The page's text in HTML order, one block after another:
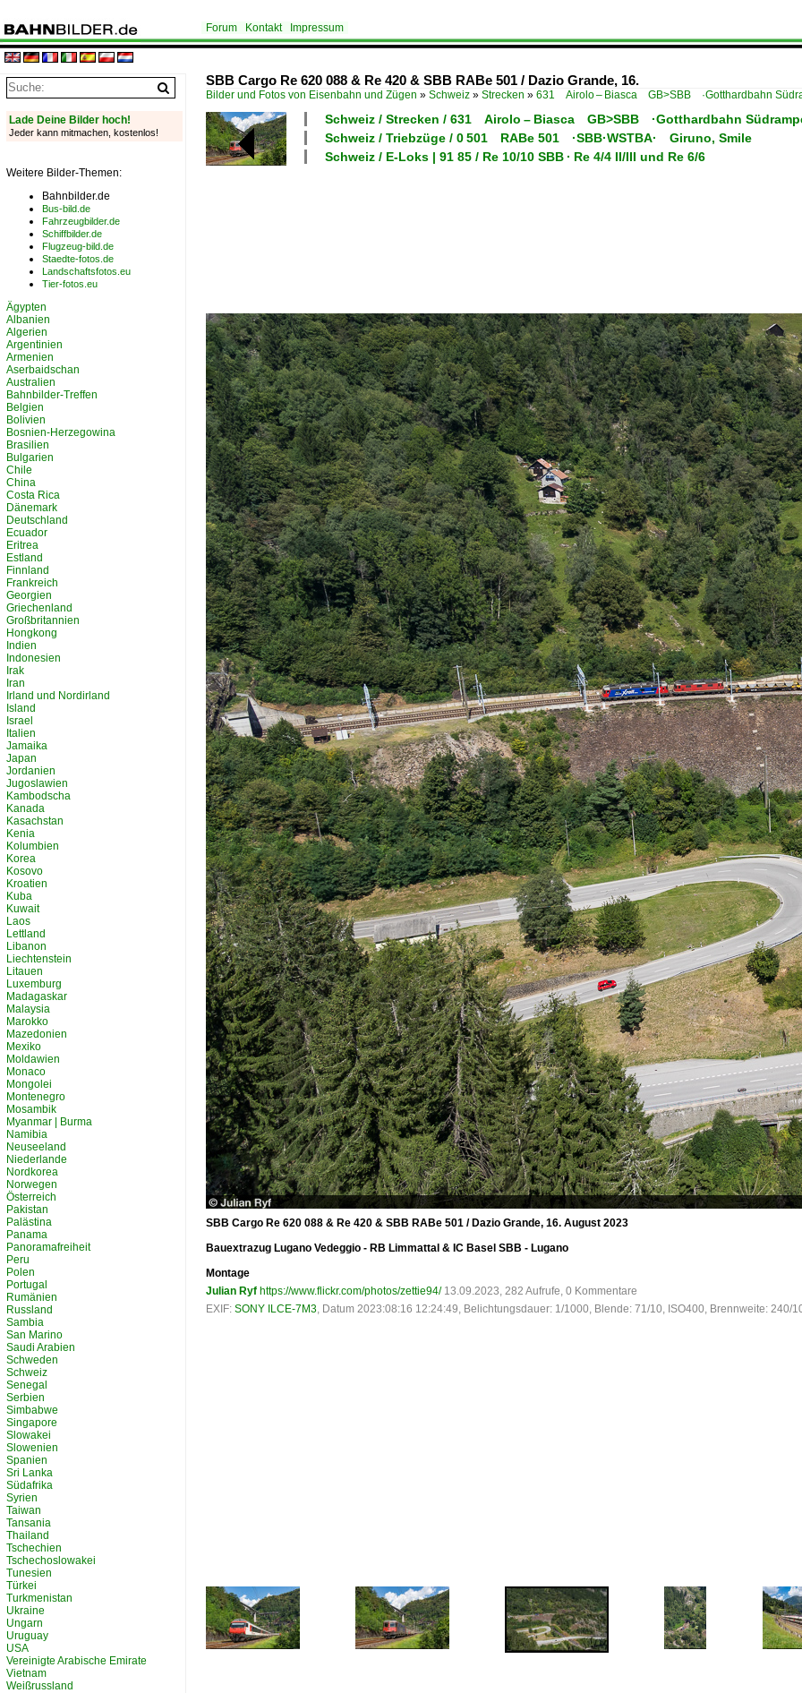
Forum Kontakt Impressum
SBB Cargo Re 620 088 & Re 420 & SBB RABe 501 / Dazio Grande, 16.
Bilder und Fotos von Eisenbahn und Zügen » Schweiz » Strecken » 631 Airolo – Biasca GB>SBB ·Gotthardbahn
Schweiz / Strecken / 631 Airolo – Biasca GB>SBB ·Gotthardbahn
Schweiz / Triebzüge / 0 501 RABe 501 ·SBB·WSTBA· Giruno, Smile
Schweiz / E-Loks | 91 85 / Re 10/10 SBB · Re 4/4 II/III und Re 6/6
SBB Cargo Re 620 088 & Re 420 & SBB RABe 501 / Dazio Grande, 16. August 2023
Bauextrazug Lugano Vedeggio - RB Limmattal & IC Basel SBB - Lugano
Montage
Julian Ryf https://www.flickr.com/photos/zettie94/ 13.09.2023, 282 Aufrufe, 0 Kommentare
EXIF: SONY ILCE-7M3, Datum 2023:08:16 12:24:49, Belichtungsdauer: 1/1000, Blende: 71/10, ISO400, Brennweite: 240/
Lade Deine Bilder hoch!
Jeder kann mitmachen, kostenlos!
Weitere Bilder-Themen:
Bahnbilder.de
Bus-bild.de
Fahrzeugbilder.de
Schiffbilder.de
Flugzeug-bild.de
Staedte-fotos.de
Landschaftsfotos.eu
Tier-fotos.eu
Ägypten
Albanien
Algerien
Argentinien
Armenien
Aserbaidschan
Australien
Bahnbilder-Treffen
Belgien
Bolivien
Bosnien-Herzegowina
Brasilien
Bulgarien
Chile
China
Costa Rica
Dänemark
Deutschland
Ecuador
Eritrea
Estland
Finnland
Frankreich
Georgien
Griechenland
Großbritannien
Hongkong
Indien
Indonesien
Irak
Iran
Irland und Nordirland
Island
Israel
Italien
Jamaika
Japan
Jordanien
Jugoslawien
Kambodscha
Kanada
Kasachstan
Kenia
Kolumbien
Korea
Kosovo
Kroatien
Kuba
Kuwait
Laos
Lettland
Libanon
Liechtenstein
Litauen
Luxemburg
Madagaskar
Malaysia
Marokko
Mazedonien
Mexiko
Moldawien
Monaco
Mongolei
Montenegro
Mosambik
Myanmar | Burma
Namibia
Neuseeland
Niederlande
Nordkorea
Norwegen
Österreich
Pakistan
Palästina
Panama
Panoramafreiheit
Peru
Polen
Portugal
Rumänien
Russland
Sambia
San Marino
Saudi Arabien
Schweden
Schweiz
Senegal
Serbien
Simbabwe
Singapore
Slowakei
Slowenien
Spanien
Sri Lanka
Südafrika
Syrien
Taiwan
Tansania
Thailand
Tschechien
Tschechoslowakei
Tunesien
Türkei
Turkmenistan
Ukraine
Ungarn
Uruguay
USA
Vereinigte Arabische Emirate
Vietnam
Weißrussland